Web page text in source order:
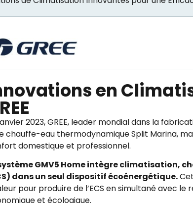
en
2023, GREE, leader mondial dans la
chauffe-eau thermodynamique Split Marina,
domestique et professionnel.
GMV5 Home intègre climatisation,
dans un seul dispositif écoénergétique.
pour produire de l’ECS en simultané avec
et écologique.